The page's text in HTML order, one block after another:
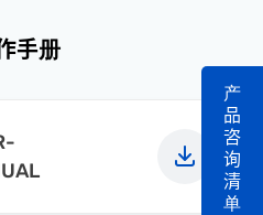
手册
产
品
咨
询
清
单